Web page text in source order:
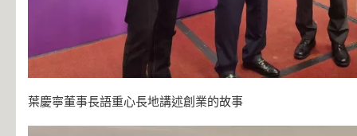
葉慶寧董事長語重心長地講述創業的故事